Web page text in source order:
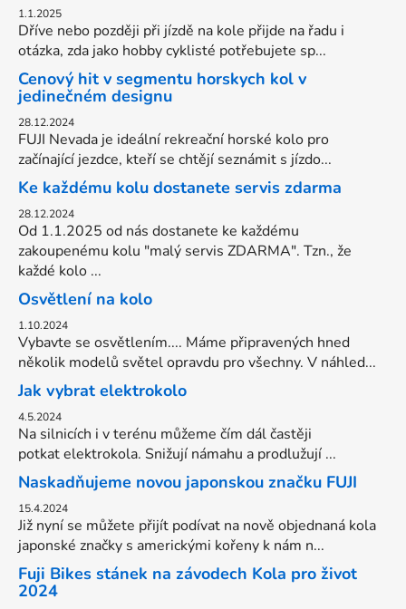
1.1.2025
Dříve nebo později při jízdě na kole přijde na řadu i
otázka, zda jako hobby cyklisté potřebujete sp...
Cenový hit v segmentu horskych kol v
jedinečném designu
28.12.2024
FUJI Nevada je ideální rekreační horské kolo pro
začínající jezdce, kteří se chtějí seznámit s jízdo...
Ke každému kolu dostanete servis zdarma
28.12.2024
Od 1.1.2025 od nás dostanete ke každému
zakoupenému kolu "malý servis ZDARMA". Tzn., že
každé kolo ...
Osvětlení na kolo
1.10.2024
Vybavte se osvětlením.... Máme připravených hned
několik modelů světel opravdu pro všechny. V náhled...
Jak vybrat elektrokolo
4.5.2024
Na silnicích i v terénu můžeme čím dál častěji
potkat elektrokola. Snižují námahu a prodlužují ...
Naskadňujeme novou japonskou značku FUJI
15.4.2024
Již nyní se můžete přijít podívat na nově objednaná kola
japonské značky s americkými kořeny k nám n...
Fuji Bikes stánek na závodech Kola pro život
2024